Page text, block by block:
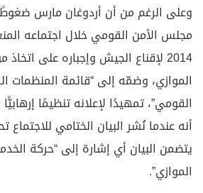
وعلى الرغم من أن أردوغان مارس
2014 لإقناع الجيش وإجباره على
الموازي، وضمّه إلى “قائمة المنظمات
القومي”، تمهيدًا لإعلانه تنظيمًا
أنه عندما نُشر البيان الختامي للاجتماع
يتضمن البيان أي إشارة إلى “حركة
الموازي”.